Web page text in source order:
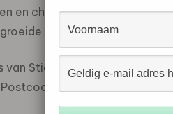
en chocola tot rijst, noten
in 2012 met 38%.
van Stichting Max Havelaar
Loterij, Oxfam